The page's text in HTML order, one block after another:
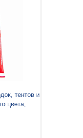
тентов и
цвета,